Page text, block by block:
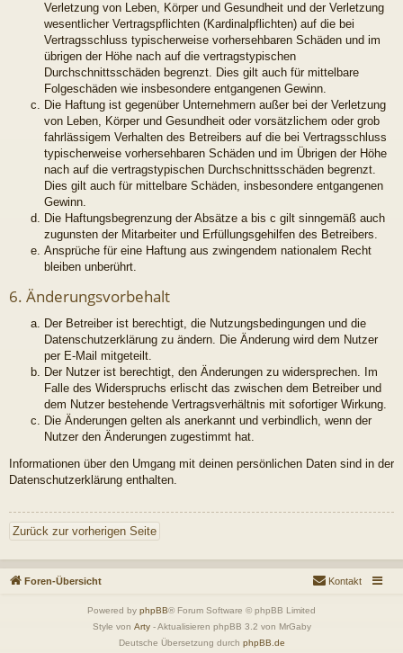
Verletzung von Leben, Körper und Gesundheit und der Verletzung
wesentlicher Vertragspflichten (Kardinalpflichten) auf die bei
Vertragsschluss typischerweise vorhersehbaren Schäden und im
übrigen der Höhe nach auf die vertragstypischen
Durchschnittsschäden begrenzt. Dies gilt auch für mittelbare
Folgeschäden wie insbesondere entgangenen Gewinn.
Die Haftung ist gegenüber Unternehmern außer bei der Verletzung
von Leben, Körper und Gesundheit oder vorsätzlichem oder grob
fahrlässigem Verhalten des Betreibers auf die bei Vertragsschluss
typischerweise vorhersehbaren Schäden und im Übrigen der Höhe
nach auf die vertragstypischen Durchschnittsschäden begrenzt.
Dies gilt auch für mittelbare Schäden, insbesondere entgangenen
Gewinn.
Die Haftungsbegrenzung der Absätze a bis c gilt sinngemäß auch
zugunsten der Mitarbeiter und Erfüllungsgehilfen des Betreibers.
Ansprüche für eine Haftung aus zwingendem nationalem Recht
bleiben unberührt.
6. Änderungsvorbehalt
Der Betreiber ist berechtigt, die Nutzungsbedingungen und die
Datenschutzerklärung zu ändern. Die Änderung wird dem Nutzer
per E-Mail mitgeteilt.
Der Nutzer ist berechtigt, den Änderungen zu widersprechen. Im
Falle des Widerspruchs erlischt das zwischen dem Betreiber und
dem Nutzer bestehende Vertragsverhältnis mit sofortiger Wirkung.
Die Änderungen gelten als anerkannt und verbindlich, wenn der
Nutzer den Änderungen zugestimmt hat.
Informationen über den Umgang mit deinen persönlichen Daten sind in der
Datenschutzerklärung enthalten.
Zurück zur vorherigen Seite
Foren-Übersicht Kontakt
Powered by phpBB® Forum Software © phpBB Limited
Style von Arty- Aktualisieren phpBB 3.2 von MrGaby
Deutsche Übersetzung durch phpBB.de